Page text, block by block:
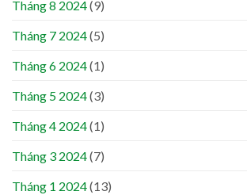
Tháng 8 2024(9)
Tháng 7 2024(5)
Tháng 6 2024(1)
Tháng 5 2024(3)
Tháng 4 2024(1)
Tháng 3 2024(7)
Tháng 1 2024(13)